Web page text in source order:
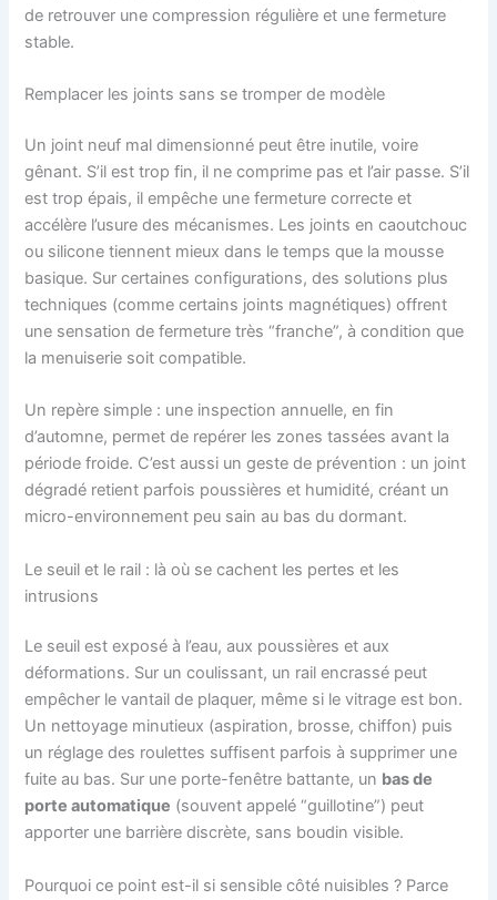
de retrouver une compression régulière et une fermeture
stable.
Remplacer les joints sans se tromper de modèle
Un joint neuf mal dimensionné peut être inutile, voire
gênant. S’il est trop fin, il ne comprime pas et l’air passe. S’il
est trop épais, il empêche une fermeture correcte et
accélère l’usure des mécanismes. Les joints en caoutchouc
ou silicone tiennent mieux dans le temps que la mousse
basique. Sur certaines configurations, des solutions plus
techniques (comme certains joints magnétiques) offrent
une sensation de fermeture très “franche”, à condition que
la menuiserie soit compatible.
Un repère simple : une inspection annuelle, en fin
d’automne, permet de repérer les zones tassées avant la
période froide. C’est aussi un geste de prévention : un joint
dégradé retient parfois poussières et humidité, créant un
micro-environnement peu sain au bas du dormant.
Le seuil et le rail : là où se cachent les pertes et les
intrusions
Le seuil est exposé à l’eau, aux poussières et aux
déformations. Sur un coulissant, un rail encrassé peut
empêcher le vantail de plaquer, même si le vitrage est bon.
Un nettoyage minutieux (aspiration, brosse, chiffon) puis
un réglage des roulettes suffisent parfois à supprimer une
fuite au bas. Sur une porte-fenêtre battante, un bas de
porte automatique (souvent appelé “guillotine”) peut
apporter une barrière discrète, sans boudin visible.
Pourquoi ce point est-il si sensible côté nuisibles ? Parce